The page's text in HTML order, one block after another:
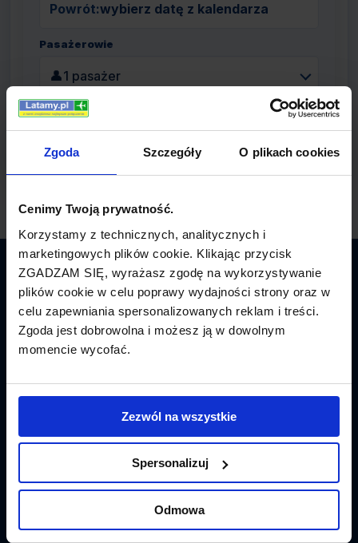
Zgoda Szczegóły O plikach cookies
Cenimy Twoją prywatność.
Korzystamy z technicznych, analitycznych i
marketingowych plików cookie. Klikając przycisk
ZGADZAM SIĘ, wyrażasz zgodę na wykorzystywanie
plików cookie w celu poprawy wydajności strony oraz w
celu zapewniania spersonalizowanych reklam i treści.
Zgoda jest dobrowolna i możesz ją w dowolnym
momencie wycofać.
Zezwól na wszystkie
Spersonalizuj
Odmowa
Powrót:wybierz datę z kalendarza
Pasażerowie
👤1 pasażer
Latamy.pl
Bilety lotnicze
Promocje
Linie lotnicze